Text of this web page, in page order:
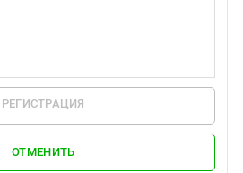
РЕГИСТРАЦИЯ
ОТМЕНИТЬ